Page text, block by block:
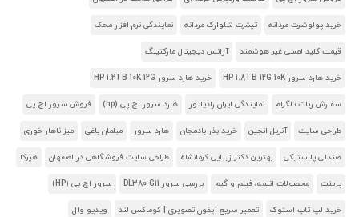
خرید پولوشرت مردانه تیشرت شلوارک مردانه نمایندگی نرم افزار محک
قیمت کلید لمسی غیر هوشمند آژانس دیجیتال مارکتینگ
خرید هارد سرور HP 1.8TB 12G 10K خرید هارد سرور HP 1.2TB 10K 12G
سفارش ربات تلگرام نمایندگی ایران رادیاتور هارد سرور اچ پی (hp) فروش سرور اچ پی
طراحی سایت آنریل انجین خرید بذر بادمجان هارد سرور مبلمان باغی میز ناهار خوری
صندلی پلاستیکی بهترین دکتر زیبایی کرمانشاه طراحی سایت فروشگاهی در اصفهان هیرکا
پرینت محصولات انیمه، فیلم و گیم بررسی سرور DL380 G11 سرور اچ پی (HP)
خرید لپ تاپ استوک تعمیر سریع آیفون تصویری | کوماکس لند ویدیو وال